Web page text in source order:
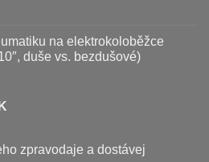
na elektrokoloběžce
duše vs. bezdušové)
zpravodaje a dostávej